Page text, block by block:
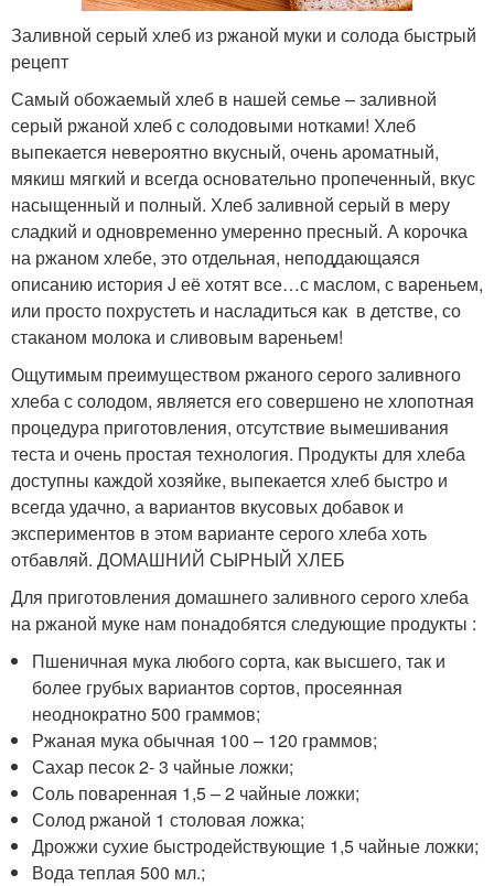
Заливной серый хлеб из ржаной муки и солода быстрый
рецепт
Самый обожаемый хлеб в нашей семье – заливной
серый ржаной хлеб с солодовыми нотками! Хлеб
выпекается невероятно вкусный, очень ароматный,
мякиш мягкий и всегда основательно пропеченный, вкус
насыщенный и полный. Хлеб заливной серый в меру
сладкий и одновременно умеренно пресный. А корочка
на ржаном хлебе, это отдельная, неподдающаяся
описанию история J её хотят все…с маслом, с вареньем,
или просто похрустеть и насладиться как в детстве, со
стаканом молока и сливовым вареньем!
Ощутимым преимуществом ржаного серого заливного
хлеба с солодом, является его совершено не хлопотная
процедура приготовления, отсутствие вымешивания
теста и очень простая технология. Продукты для хлеба
доступны каждой хозяйке, выпекается хлеб быстро и
всегда удачно, а вариантов вкусовых добавок и
экспериментов в этом варианте серого хлеба хоть
отбавляй. ДОМАШНИЙ СЫРНЫЙ ХЛЕБ
Для приготовления домашнего заливного серого хлеба
на ржаной муке нам понадобятся следующие продукты :
Пшеничная мука любого сорта, как высшего, так и
более грубых вариантов сортов, просеянная
неоднократно 500 граммов;
Ржаная мука обычная 100 – 120 граммов;
Сахар песок 2- 3 чайные ложки;
Соль поваренная 1,5 – 2 чайные ложки;
Солод ржаной 1 столовая ложка;
Дрожжи сухие быстродействующие 1,5 чайные ложки;
Вода теплая 500 мл.;